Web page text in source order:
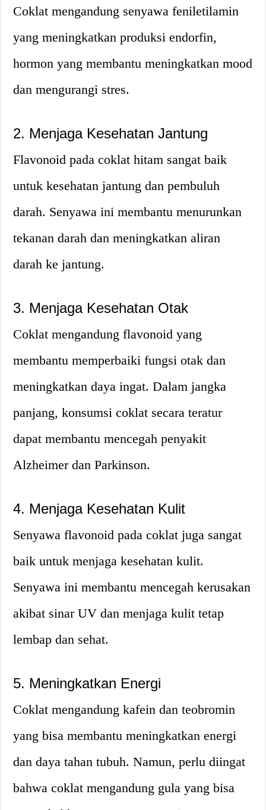
Coklat mengandung senyawa feniletilamin
yang meningkatkan produksi endorfin,
hormon yang membantu meningkatkan mood
dan mengurangi stres.
2. Menjaga Kesehatan Jantung
Flavonoid pada coklat hitam sangat baik
untuk kesehatan jantung dan pembuluh
darah. Senyawa ini membantu menurunkan
tekanan darah dan meningkatkan aliran
darah ke jantung.
3. Menjaga Kesehatan Otak
Coklat mengandung flavonoid yang
membantu memperbaiki fungsi otak dan
meningkatkan daya ingat. Dalam jangka
panjang, konsumsi coklat secara teratur
dapat membantu mencegah penyakit
Alzheimer dan Parkinson.
4. Menjaga Kesehatan Kulit
Senyawa flavonoid pada coklat juga sangat
baik untuk menjaga kesehatan kulit.
Senyawa ini membantu mencegah kerusakan
akibat sinar UV dan menjaga kulit tetap
lembap dan sehat.
5. Meningkatkan Energi
Coklat mengandung kafein dan teobromin
yang bisa membantu meningkatkan energi
dan daya tahan tubuh. Namun, perlu diingat
bahwa coklat mengandung gula yang bisa